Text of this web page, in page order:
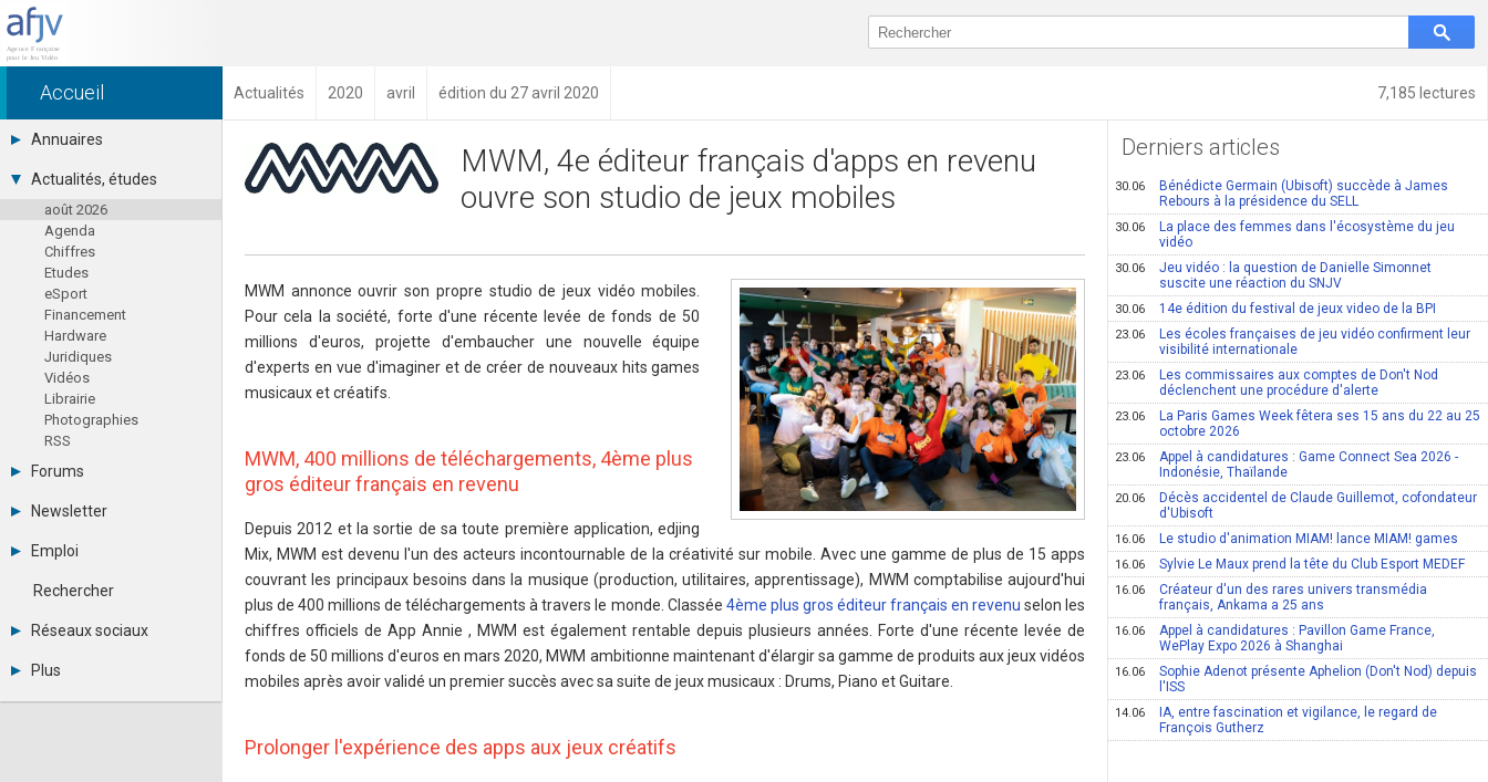
7,185 lectures
Accueil Actualités 2020 avril édition du 27 avril 2020
Annuaires
Toutes les sociétés (691)
Studios (418)
Editeurs (49)
Distributeurs (16)
Hard. / Accessoires (10)
Middlewares (15)
Prestataires (99)
Assoc. / Syndicats (21)
Formations / Ecoles (46)
Presse spécialisée (17)
Actualités, études
août 2026
Agenda
Chiffres
Etudes
eSport
Financement
Hardware
Juridiques
Vidéos
Librairie
Photographies
RSS
Forums
Tous les forums
Se connecter
Messages privés
Contacter un modérateur
Newsletter
Archives
Abonnement
Emploi
Consulter les annonces
Observatoire de l'emploi
Rechercher
Réseaux sociaux
LinkedIn
Plus
Annonceurs
MWM, 4e éditeur français d'apps en revenu
ouvre son studio de jeux mobiles
MWM annonce ouvrir son propre studio de jeux vidéo mobiles.
Pour cela la société, forte d'une récente levée de fonds de 50
millions d'euros, projette d'embaucher une nouvelle équipe
d'experts en vue d'imaginer et de créer de nouveaux hits games
musicaux et créatifs.
MWM, 400 millions de téléchargements, 4ème plus
gros éditeur français en revenu
Depuis 2012 et la sortie de sa toute première application, edjing
Mix, MWM est devenu l'un des acteurs incontournable de la créativité sur mobile. Avec une gamme de plus de 15 apps
couvrant les principaux besoins dans la musique (production, utilitaires, apprentissage), MWM comptabilise aujourd'hui
plus de 400 millions de téléchargements à travers le monde. Classée 4ème plus gros éditeur français en revenu selon les
chiffres officiels de App Annie , MWM est également rentable depuis plusieurs années. Forte d'une récente levée de
fonds de 50 millions d'euros en mars 2020, MWM ambitionne maintenant d'élargir sa gamme de produits aux jeux vidéos
mobiles après avoir validé un premier succès avec sa suite de jeux musicaux : Drums, Piano et Guitare.
Prolonger l'expérience des apps aux jeux créatifs
Derniers articles
30.06
Bénédicte Germain (Ubisoft) succède à James
Rebours à la présidence du SELL
30.06
La place des femmes dans l'écosystème du jeu
vidéo
30.06
Jeu vidéo : la question de Danielle Simonnet
suscite une réaction du SNJV
30.06 14e édition du festival de jeux video de la BPI
23.06
Les écoles françaises de jeu vidéo confirment leur
visibilité internationale
23.06
Les commissaires aux comptes de Don't Nod
déclenchent une procédure d'alerte
23.06
La Paris Games Week fêtera ses 15 ans du 22 au 25
octobre 2026
23.06
Appel à candidatures : Game Connect Sea 2026 -
Indonésie, Thaïlande
20.06
Décès accidentel de Claude Guillemot, cofondateur
d'Ubisoft
16.06 Le studio d'animation MIAM! lance MIAM! games
16.06 Sylvie Le Maux prend la tête du Club Esport MEDEF
16.06
Créateur d'un des rares univers transmédia
français, Ankama a 25 ans
16.06
Appel à candidatures : Pavillon Game France,
WePlay Expo 2026 à Shanghai
16.06
Sophie Adenot présente Aphelion (Don't Nod) depuis
l'ISS
14.06
IA, entre fascination et vigilance, le regard de
François Gutherz